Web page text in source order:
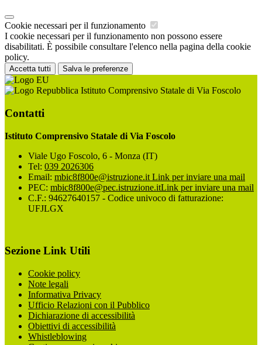
Cookie necessari per il funzionamento
I cookie necessari per il funzionamento non possono essere
disabilitati. È possibile consultare l'elenco nella pagina della cookie
policy.
Accetta tutti Salva le preferenze
Istituto Comprensivo Statale di Via Foscolo
Contatti
Istituto Comprensivo Statale di Via Foscolo
Viale Ugo Foscolo, 6 - Monza (IT)
Tel: 039 2026306
Email: mbic8f800e@istruzione.it Link per inviare una mail
PEC: mbic8f800e@pec.istruzione.itLink per inviare una mail
C.F.: 94627640157 - Codice univoco di fatturazione:
UFJLGX
Sezione Link Utili
Cookie policy
Note legali
Informativa Privacy
Ufficio Relazioni con il Pubblico
Dichiarazione di accessibilità
Obiettivi di accessibilità
Whistleblowing